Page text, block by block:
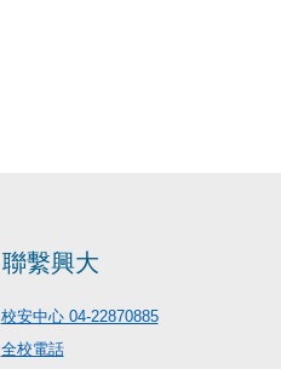
聯繫興大
校安中心 04-22870885
全校電話